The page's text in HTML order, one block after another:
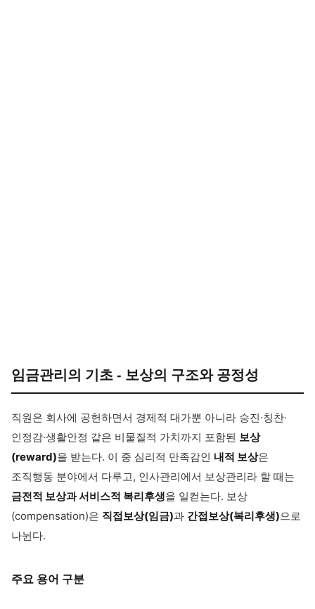
임금관리의 기초 - 보상의 구조와 공정성
직원은 회사에 공헌하면서 경제적 대가뿐 아니라 승진·칭찬·
인정감·생활안정 같은 비물질적 가치까지 포함된 보상
(reward)을 받는다. 이 중 심리적 만족감인 내적 보상은
조직행동 분야에서 다루고, 인사관리에서 보상관리라 할 때는
금전적 보상과 서비스적 복리후생을 일컫는다. 보상
(compensation)은 직접보상(임금)과 간접보상(복리후생)으로
나뉜다.
주요 용어 구분